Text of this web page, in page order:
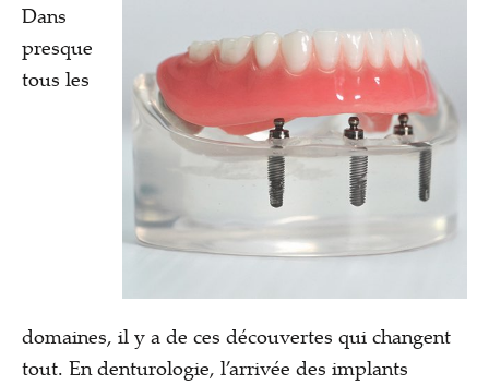
Dans
presque
tous les
domaines, il y a de ces découvertes qui changent
tout. En denturologie, l’arrivée des implants